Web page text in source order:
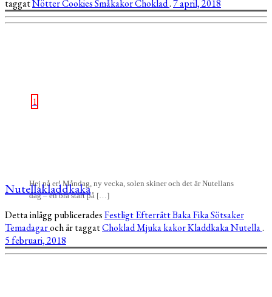
taggatNötterCookiesSmåkakorChoklad.7 april, 2018
1
Hej på er! Måndag, ny vecka, solen skiner och det är Nutellans
dag – en bra start på […]
Nutellakladdkaka
Detta inlägg publiceradesFestligtEfterrättBakaFikaSötsaker
Temadagaroch är taggatChokladMjuka kakorKladdkakaNutella.
5 februari, 2018